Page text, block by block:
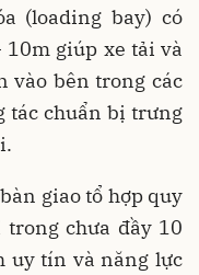
(loading bay) có
giúp xe tải và
vào bên trong các
tác chuẩn bị trưng
giao tổ hợp quy
chưa đầy 10
uy tín và năng lực